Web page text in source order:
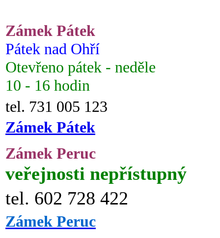
Zámek Pátek
Pátek nad Ohří
Otevřeno pátek - neděle
10 - 16 hodin
tel. 731 005 123
Zámek Pátek
Zámek Peruc
veřejnosti nepřístupný
tel. 602 728 422
Zámek Peruc